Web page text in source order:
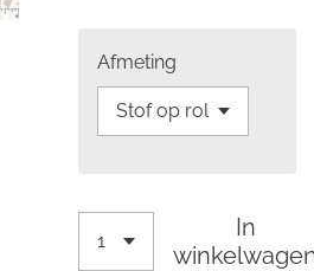
Afmeting
In